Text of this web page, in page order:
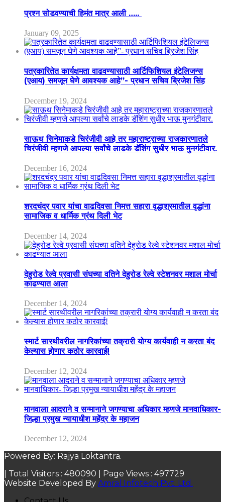
प्रश्न सोडवण्याची हिमंत मात्र आली …..
January 09, 2025
पत्रकारितेत कार्यक्षमता वाढवण्यासाठी आर्टिफिशियल इंटेलिजन्स
(एआय) समजून घेणे आवश्यक आहे”- प्रधान सचिव ब्रिजेश सिंह
December 19, 2024
साऊथ सिनेमाकडे चिरंजीवी आहे तर महाराष्ट्राच्या राजकारणातले
चिरंजीवी म्हणजे आपल्या सर्वांचे लाडके डॅशिंग सुधीर भाऊ मुनगंटीवार.
December 16, 2024
शरदचंद्र पवार यांचा वाढदिवसा निमत्त सहारा वृद्धाश्रमातील वृद्धांना
सामाजिक व धार्मिक ग्रंथ दिली भेट
December 14, 2024
देहुरोड रेल्वे प्रवासी संघच्या वतिने देहुरोड रेल्वे स्टेशनवर मशाल मोर्चा
काढण्यात आला
December 14, 2024
स्मार्ट सारथीवरील नागरिकांच्या तक्रारी योग्य कार्यवाही न करता बंद
केल्यास होणार कठोर कारवाई!
December 12, 2024
मानवाला आदराने व सन्मानाने जगण्याचा अधिकार म्हणजे मानवाधिकार-
जिल्हा प्रमुख न्यायाधीश महेंद्र के महाजन
December 12, 2024
Powered By: Rajya Loktantra.
| Total Visitors : 480090 | Page Views : 497729
Website Developed By Amral Infotech Pvt. Ltd.